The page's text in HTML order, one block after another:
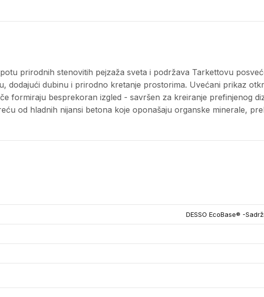
prirodnih stenovitih pejzaža sveta i podržava Tarkettovu
dodajući dubinu i prirodno kretanje prostorima. Uvećani prikaz
formiraju besprekoran izgled - savršen za kreiranje prefinjenog
od hladnih nijansi betona koje oponašaju organske minerale,
DESSO EcoBase® -